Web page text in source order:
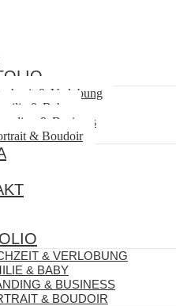
& Verlobung
& Baby
& Business
& Boudoir
& VERLOBUNG
& BABY
& BUSINESS
& BOUDOIR